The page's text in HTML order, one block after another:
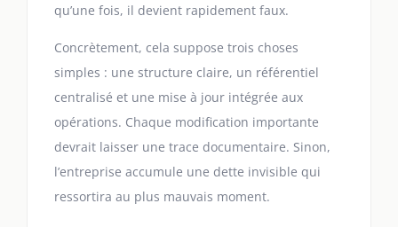
qu’une fois, il devient rapidement faux.
Concrètement, cela suppose trois choses
simples : une structure claire, un référentiel
centralisé et une mise à jour intégrée aux
opérations. Chaque modification importante
devrait laisser une trace documentaire. Sinon,
l’entreprise accumule une dette invisible qui
ressortira au plus mauvais moment.